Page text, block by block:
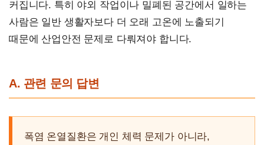
커집니다. 특히 야외 작업이나 밀폐된 공간에서 일하는
사람은 일반 생활자보다 더 오래 고온에 노출되기
때문에 산업안전 문제로 다뤄져야 합니다.
A. 관련 문의 답변
폭염 온열질환은 개인 체력 문제가 아니라,